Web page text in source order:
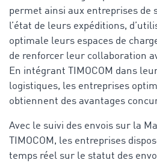
permet ainsi aux entreprises de
l’état de leurs expéditions,
optimale leurs espaces de
de renforcer leur collaboration
En intégrant TIMOCOM dans
logistiques, les entreprises
obtiennent des avantages
Avec le suivi des envois sur la
TIMOCOM, les entreprises
temps réel sur le statut des